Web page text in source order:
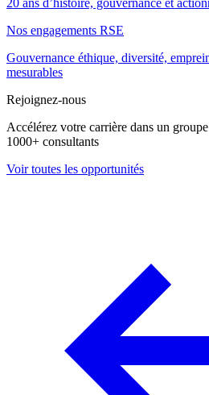
Nos engagements RSE
Gouvernance éthique, diversité,
mesurables
Rejoignez-nous
Accélérez votre carrière dans un
1000+ consultants
Voir toutes les opportunités